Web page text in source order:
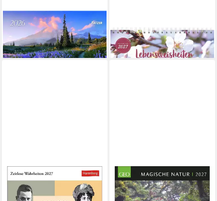
Kalender 2026
lieferbar - in 6-8 Werktagen bei dir
Lebensweisheiten 2027
ab 15,75 €
lieferbar - in 3-4 Werktagen bei dir
HARENBERG KALENDER VERLAG
Tischkalender Zeitlose
Wahrheiten
HARENBERG KALENDER VERLAG
Naturkalender GEO Magische
Natur Postkartenkalender